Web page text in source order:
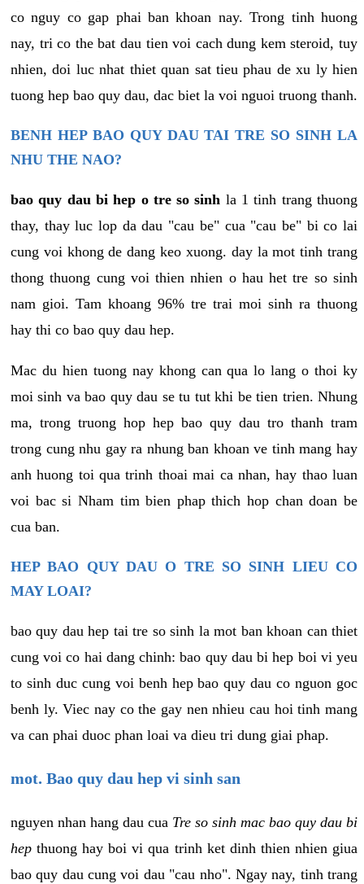
co nguy co gap phai ban khoan nay. Trong tinh huong
nay, tri co the bat dau tien voi cach dung kem steroid, tuy
nhien, doi luc nhat thiet quan sat tieu phau de xu ly hien
tuong hep bao quy dau, dac biet la voi nguoi truong thanh.
BENH HEP BAO QUY DAU TAI TRE SO SINH LA
NHU THE NAO?
bao quy dau bi hep o tre so sinh la 1 tinh trang thuong
thay, thay luc lop da dau "cau be" cua "cau be" bi co lai
cung voi khong de dang keo xuong. day la mot tinh trang
thong thuong cung voi thien nhien o hau het tre so sinh
nam gioi. Tam khoang 96% tre trai moi sinh ra thuong
hay thi co bao quy dau hep.
Mac du hien tuong nay khong can qua lo lang o thoi ky
moi sinh va bao quy dau se tu tut khi be tien trien. Nhung
ma, trong truong hop hep bao quy dau tro thanh tram
trong cung nhu gay ra nhung ban khoan ve tinh mang hay
anh huong toi qua trinh thoai mai ca nhan, hay thao luan
voi bac si Nham tim bien phap thich hop chan doan be
cua ban.
HEP BAO QUY DAU O TRE SO SINH LIEU CO
MAY LOAI?
bao quy dau hep tai tre so sinh la mot ban khoan can thiet
cung voi co hai dang chinh: bao quy dau bi hep boi vi yeu
to sinh duc cung voi benh hep bao quy dau co nguon goc
benh ly. Viec nay co the gay nen nhieu cau hoi tinh mang
va can phai duoc phan loai va dieu tri dung giai phap.
mot. Bao quy dau hep vi sinh san
nguyen nhan hang dau cua Tre so sinh mac bao quy dau bi
hepthuong hay boi vi qua trinh ket dinh thien nhien giua
bao quy dau cung voi dau "cau nho". Ngay nay, tinh trang